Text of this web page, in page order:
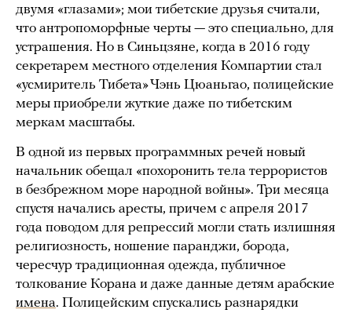
двумя «глазами»; мои тибетские друзья считали,
что антропоморфные черты — это специально, для
устрашения. Но в Синьцзяне, когда в 2016 году
секретарем местного отделения Компартии стал
«усмиритель Тибета» Чэнь Цюаньгао, полицейские
меры приобрели жуткие даже по тибетским
меркам масштабы.
В одной из первых программных речей новый
начальник обещал «похоронить тела террористов
в безбрежном море народной войны». Три месяца
спустя начались аресты, причем с апреля 2017
года поводом для репрессий могли стать излишняя
религиозность, ношение паранджи, борода,
чересчур традиционная одежда, публичное
толкование Корана и даже данные детям арабские
имена. Полицейским спускались разнарядки